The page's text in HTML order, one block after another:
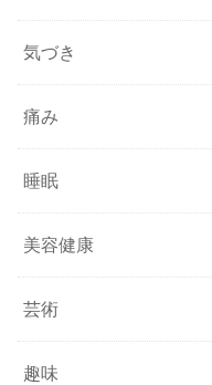
気づき
痛み
睡眠
美容健康
芸術
趣味